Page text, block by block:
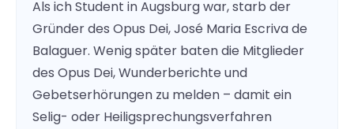
Als ich Student in Augsburg war, starb der
Gründer des Opus Dei, José Maria Escriva de
Balaguer. Wenig später baten die Mitglieder
des Opus Dei, Wunderberichte und
Gebetserhörungen zu melden – damit ein
Selig- oder Heiligsprechungsverfahren